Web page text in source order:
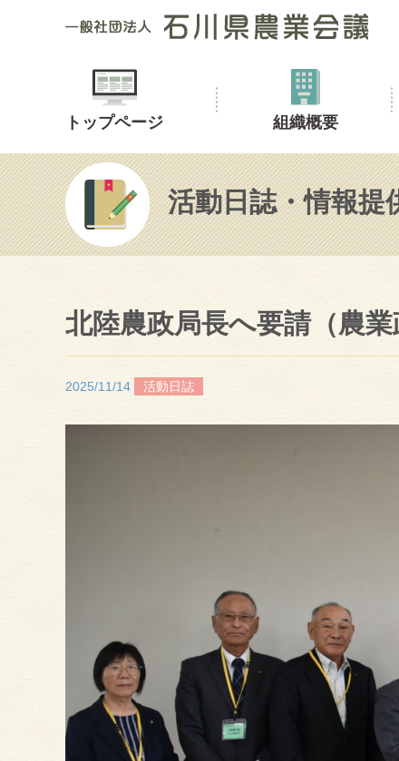
トップページ 組織概要
活動日誌・情報提
北陸農政局長へ要請（農業
2025/11/14 活動日誌